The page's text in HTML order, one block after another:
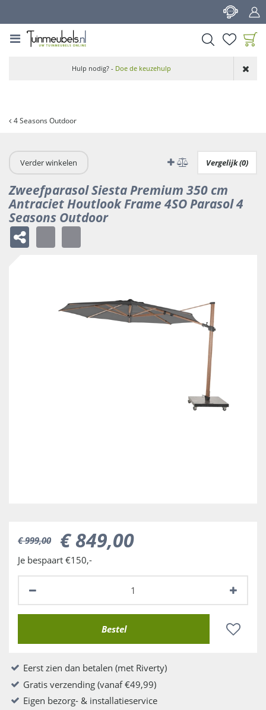
4 Seasons Outdoor
aan wensenlijst
Hulp nodig? - Doe de keuzehulp
Verder winkelen Vergelijk (0)
Zweefparasol Siesta Premium 350 cm
Antraciet Houtlook Frame 4SO Parasol 4
Seasons Outdoor
€ 999,00 € 849,00
Je bespaart €150,-
Eerst zien dan betalen (met Riverty)
Gratis verzending (vanaf €49,99)
Eigen bezorg- & installatieservice